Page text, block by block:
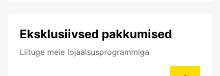
Eksklusiivsed pakkumised
Liituge meie lojaalsusprogrammiga